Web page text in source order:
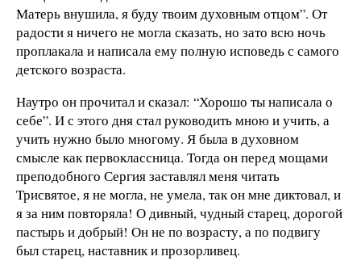
Матерь внушила, я буду твоим духовным отцом”. От
радости я ничего не могла сказать, но зато всю ночь
проплакала и написала ему полную исповедь с самого
детского возраста.
Наутро он прочитал и сказал: “Хорошо ты написала о
себе”. И с этого дня стал руководить мною и учить, а
учить нужно было многому. Я была в духовном
смысле как первоклассница. Тогда он перед мощами
преподобного Сергия заставлял меня читать
Трисвятое, я не могла, не умела, так он мне диктовал, и
я за ним повторяла! О дивный, чудный старец, дорогой
пастырь и добрый! Он не по возрасту, а по подвигу
был старец, наставник и прозорливец.